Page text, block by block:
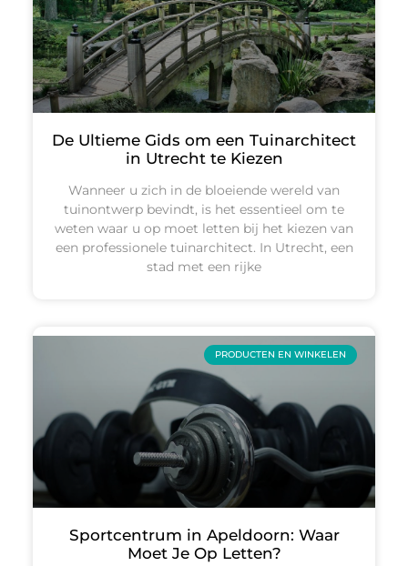
De Ultieme Gids om een Tuinarchitect
in Utrecht te Kiezen
Wanneer u zich in de bloeiende wereld van
tuinontwerp bevindt, is het essentieel om te
weten waar u op moet letten bij het kiezen van
een professionele tuinarchitect. In Utrecht, een
stad met een rijke
PRODUCTEN EN WINKELEN
Sportcentrum in Apeldoorn: Waar
Moet Je Op Letten?